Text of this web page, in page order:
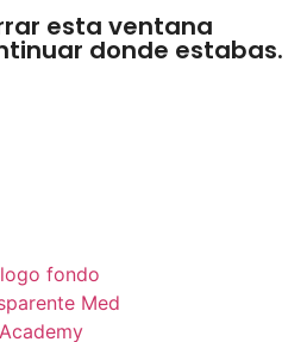
esta ventana
donde estabas.